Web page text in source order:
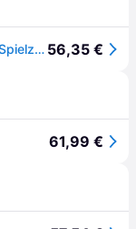
Jamara 460327 Schaukelndes/fahrbares Spielzeug Aufsitzauto 56,35 €
61,99 €